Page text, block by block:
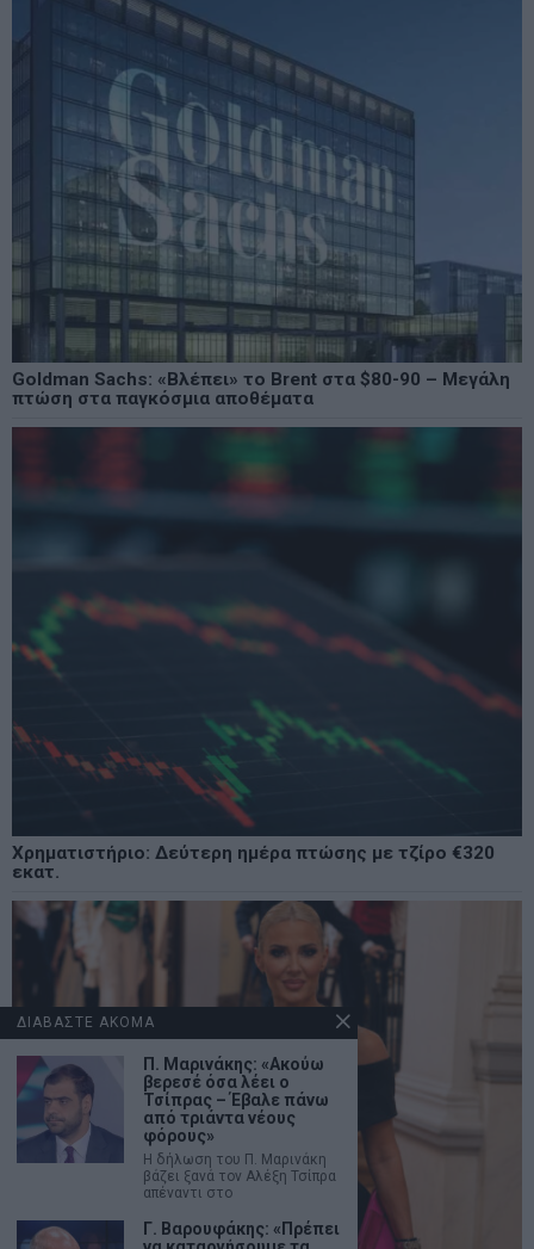
Goldman Sachs: «Βλέπει» το Brent στα $80-90 – Μεγάλη
πτώση στα παγκόσμια αποθέματα
Χρηματιστήριο: Δεύτερη ημέρα πτώσης με τζίρο €320
εκατ.
ΔΙΑΒΑΣΤΕ ΑΚΟΜΑ
Π. Μαρινάκης: «Ακούω
βερεσέ όσα λέει ο
Τσίπρας – Έβαλε πάνω
από τριάντα νέους
φόρους»
Η δήλωση του Π. Μαρινάκη
βάζει ξανά τον Αλέξη Τσίπρα
απέναντι στο
Γ. Βαρουφάκης: «Πρέπει